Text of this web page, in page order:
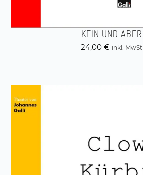
KEIN UND ABER
24,00 € inkl. MwSt